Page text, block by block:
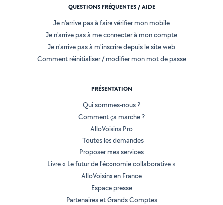
QUESTIONS FRÉQUENTES / AIDE
Je n'arrive pas à faire vérifier mon mobile
Je n'arrive pas à me connecter à mon compte
Je n'arrive pas à m'inscrire depuis le site web
Comment réinitialiser / modifier mon mot de passe
PRÉSENTATION
Qui sommes-nous ?
Comment ça marche ?
AlloVoisins Pro
Toutes les demandes
Proposer mes services
Livre « Le futur de l'économie collaborative »
AlloVoisins en France
Espace presse
Partenaires et Grands Comptes